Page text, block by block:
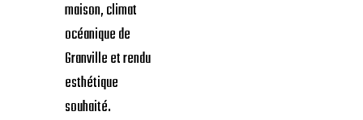
maison, climat
océanique de
Granville et rendu
esthétique
souhaité.